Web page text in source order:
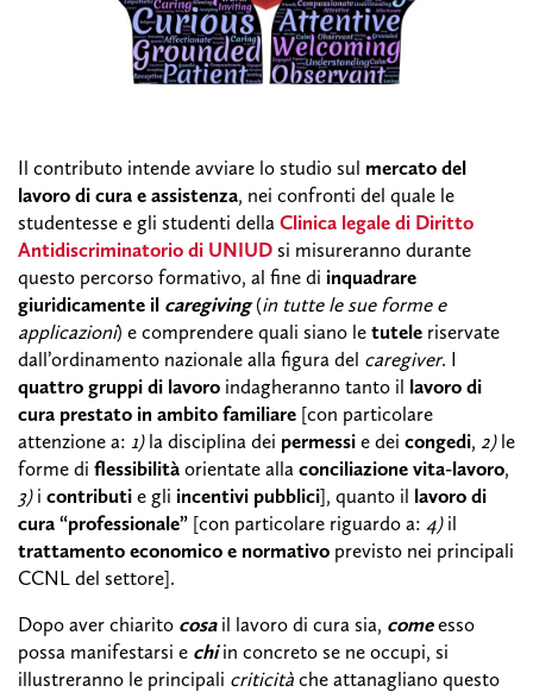
Il contributo intende avviare lo studio sul mercato del
lavoro di cura e assistenza, nei confronti del quale le
studentesse e gli studenti della Clinica legale di Diritto
Antidiscriminatorio di UNIUD si misureranno durante
questo percorso formativo, al fine di inquadrare
giuridicamente il caregiving(in tutte le sue forme e
applicazioni) e comprendere quali siano le tutele riservate
dall’ordinamento nazionale alla figura del caregiver. I
quattro gruppi di lavoro indagheranno tanto il lavoro di
cura prestato in ambito familiare [con particolare
attenzione a: 1)la disciplina dei permessi e dei congedi, 2)le
forme di flessibilità orientate alla conciliazione vita-lavoro,
3)i contributi e gli incentivi pubblici], quanto il lavoro di
cura “professionale” [con particolare riguardo a: 4)il
trattamento economico e normativo previsto nei principali
CCNL del settore].
Dopo aver chiarito cosail lavoro di cura sia, comeesso
possa manifestarsi e chiin concreto se ne occupi, si
illustreranno le principali criticità che attanagliano questo